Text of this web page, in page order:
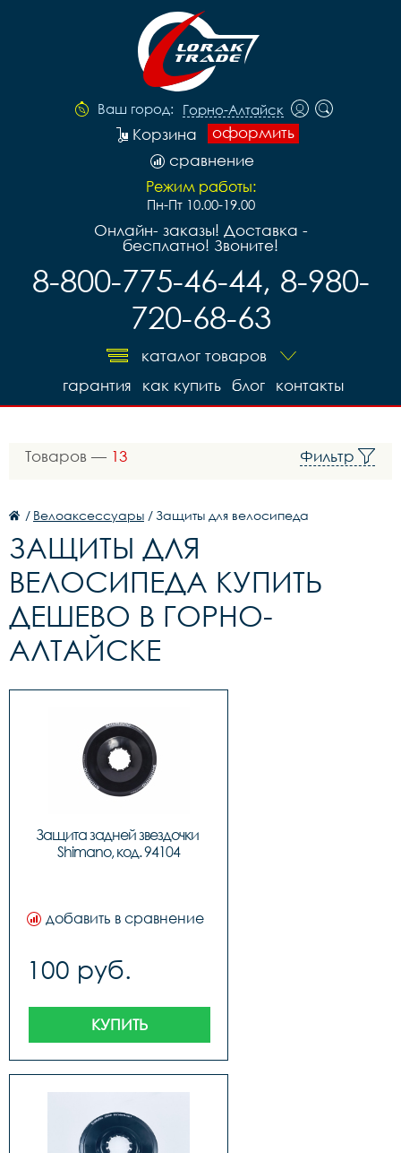
Ваш город: Горно-Алтайск
оформить
Корзина
сравнение
Режим работы:
Пн-Пт 10.00-19.00
Онлайн- заказы! Доставка -
бесплатно! Звоните!
8-800-775-46-44, 8-980-
720-68-63
каталог товаров
контакты
блог
как купить
гарантия
Товаров — 13 Фильтр
/ Велоаксессуары / Защиты для велосипеда
ЗАЩИТЫ ДЛЯ
ВЕЛОСИПЕДА КУПИТЬ
ДЕШЕВО В ГОРНО-
АЛТАЙСКЕ
Защита задней звездочки
Shimano, код. 94104
добавить в сравнение
100 руб.
КУПИТЬ